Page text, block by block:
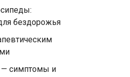
бездорожья
— симптомы и